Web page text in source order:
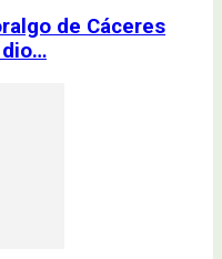
de Cáceres
dio…